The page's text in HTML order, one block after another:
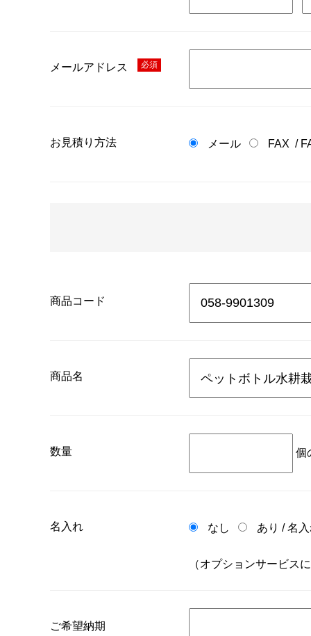
メールアドレス 必須
お見積り方法 メール FAX /
商品コード
商品名
数量 個
名入れ なし あり /名
（オプションサービス
ご希望納期